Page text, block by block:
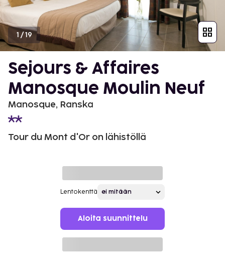
1 /19
Sejours & Affaires
Manosque Moulin Neuf
Manosque, Ranska
Tour du Mont d'Or on lähistöllä
Lentokenttä
Aloita suunnittelu